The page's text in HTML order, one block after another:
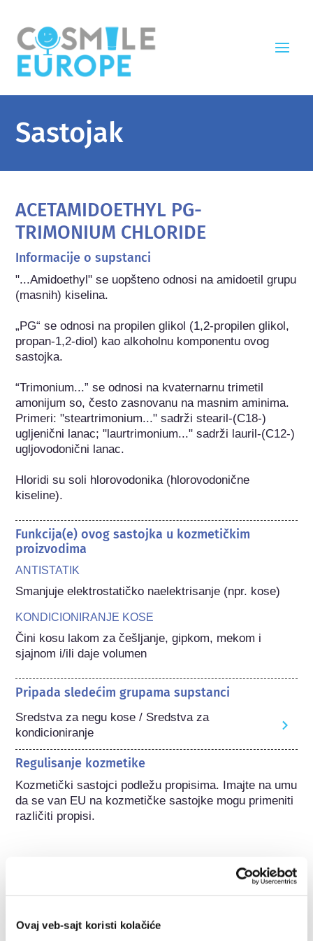
Ovaj veb-sajt koristi kolačiće
Sastojak
ACETAMIDOETHYL PG-
TRIMONIUM CHLORIDE
Informacije o supstanci
"...Amidoethyl" se uopšteno odnosi na amidoetil grupu
(masnih) kiselina.
„PG“ se odnosi na propilen glikol (1,2-propilen glikol,
propan-1,2-diol) kao alkoholnu komponentu ovog
sastojka.
“Trimonium...” se odnosi na kvaternarnu trimetil
amonijum so, često zasnovanu na masnim aminima.
Primeri: "steartrimonium..." sadrži stearil-(C18-)
ugljenični lanac; "laurtrimonium..." sadrži lauril-(C12-)
ugljovodonični lanac.
Hloridi su soli hlorovodonika (hlorovodonične
kiseline).
Funkcija(e) ovog sastojka u kozmetičkim
proizvodima
ANTISTATIK
Smanjuje elektrostatičko naelektrisanje (npr. kose)
KONDICIONIRANJE KOSE
Čini kosu lakom za češljanje, gipkom, mekom i
sjajnom i/ili daje volumen
Pripada sledećim grupama supstanci
Sredstva za negu kose / Sredstva za
kondicioniranje
Regulisanje kozmetike
Kozmetički sastojci podležu propisima. Imajte na umu
da se van EU na kozmetičke sastojke mogu primeniti
različiti propisi.
Razumevanje vaše
kozmetike